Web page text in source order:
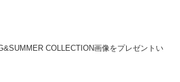
COLLECTION画像をプレゼントい